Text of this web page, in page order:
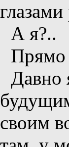
А я?..
Прямо
Давно
своим